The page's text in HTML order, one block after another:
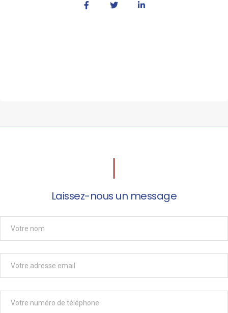
Laissez-nous un message